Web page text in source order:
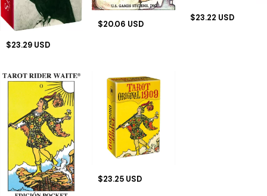
$23.29 USD
$20.06 USD
$23.22 USD
$23.25 USD